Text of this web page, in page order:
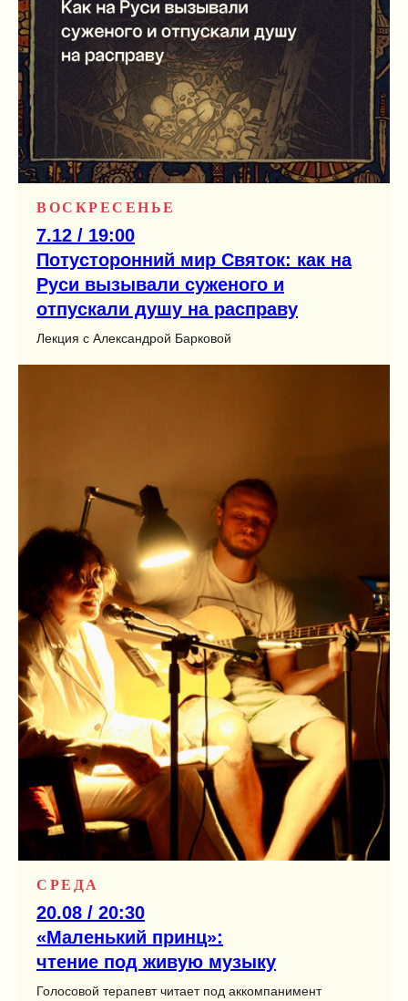
ВОСКРЕСЕНЬЕ
7.12 / 19:00
Потусторонний мир Святок: как на
Руси вызывали суженого и
отпускали душу на расправу
Лекция с Александрой Барковой
СРЕДА
20.08 / 20:30
«Маленький принц»:
чтение под живую музыку
Голосовой терапевт читает под аккомпанимент